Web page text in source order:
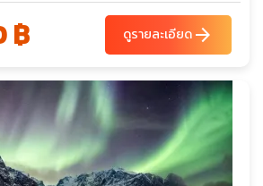
฿ ดูรายละเอียดarrow_forward